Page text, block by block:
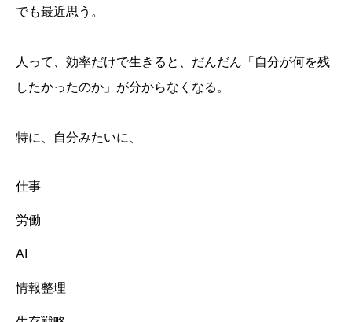
でも最近思う。
人って、効率だけで生きると、だんだん「自分が何を残
したかったのか」が分からなくなる。
特に、自分みたいに、
仕事
労働
AI
情報整理